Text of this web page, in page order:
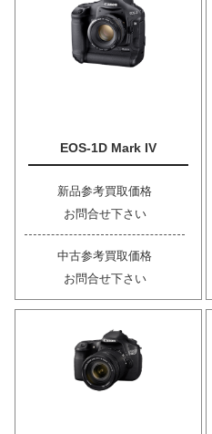
EOS-1D Mark IV
新品参考買取価格
お問合せ下さい
中古参考買取価格
お問合せ下さい